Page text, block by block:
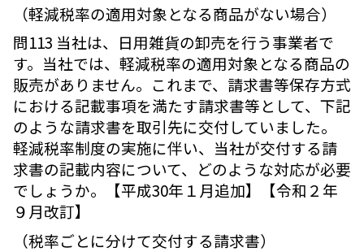
（軽減税率の適用対象となる商品がない場合）
問113 当社は、日用雑貨の卸売を行う事業者で
す。当社では、軽減税率の適用対象となる商品の
販売がありません。これまで、請求書等保存方式
における記載事項を満たす請求書等として、下記
のような請求書を取引先に交付していました。
軽減税率制度の実施に伴い、当社が交付する請
求書の記載内容について、どのような対応が必要
でしょうか。【平成30年１月追加】【令和２年
９月改訂】
（税率ごとに分けて交付する請求書）